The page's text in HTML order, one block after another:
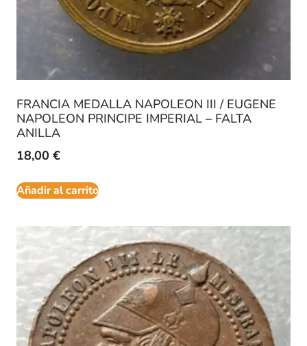
FRANCIA MEDALLA NAPOLEON III / EUGENE
NAPOLEON PRINCIPE IMPERIAL – FALTA
ANILLA
18,00 €
Añadir al carrito